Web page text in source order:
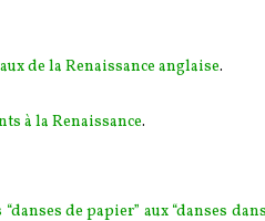
de la Renaissance anglaise.
à la Renaissance.
“danses de papier” aux “danses